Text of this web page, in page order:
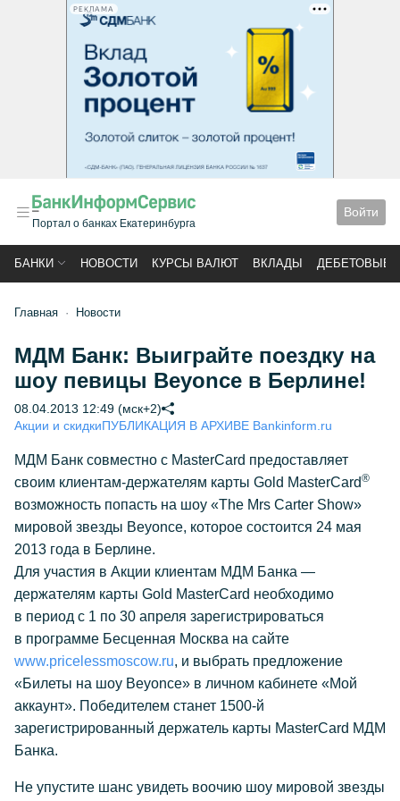
РЕКЛАМА
Портал о банках Екатеринбурга
Войти
БАНКИ НОВОСТИ КУРСЫ ВАЛЮТ ВКЛАДЫ ДЕБЕТОВЫЕ
Главная Новости
МДМ Банк: Выиграйте поездку на
шоу певицы Beyonce в Берлине!
08.04.2013 12:49 (мск+2)
Акции и скидкиПУБЛИКАЦИЯ В АРХИВЕ Bankinform.ru
МДМ Банк совместно с MasterCard предоставляет
своим клиентам-держателям карты Gold MasterCard®
возможность попасть на шоу «The Mrs Carter Show»
мировой звезды Beyonce, которое состоится 24 мая
2013 года в Берлине.
Для участия в Акции клиентам МДМ Банка —
держателям карты Gold MasterCard необходимо
в период с 1 по 30 апреля зарегистрироваться
в программе Бесценная Москва на сайте
www.pricelessmoscow.ru, и выбрать предложение
«Билеты на шоу Beyonce» в личном кабинете «Мой
аккаунт». Победителем станет 1500-й
зарегистрированный держатель карты MasterCard МДМ
Банка.
Не упустите шанс увидеть воочию шоу мировой звезды